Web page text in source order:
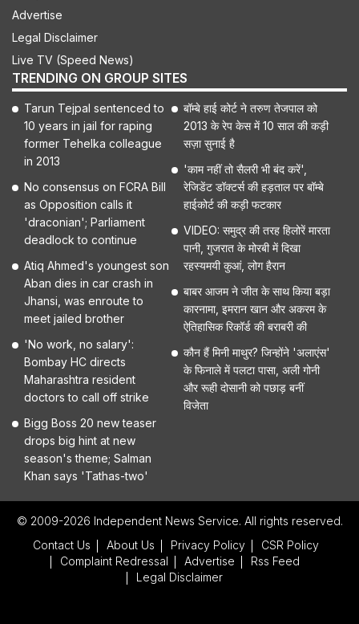
Advertise
Legal Disclaimer
Live TV (Speed News)
TRENDING ON GROUP SITES
Tarun Tejpal sentenced to
10 years in jail for raping
former Tehelka colleague
in 2013
No consensus on FCRA Bill
as Opposition calls it
'draconian'; Parliament
deadlock to continue
Atiq Ahmed's youngest son
Aban dies in car crash in
Jhansi, was enroute to
meet jailed brother
'No work, no salary':
Bombay HC directs
Maharashtra resident
doctors to call off strike
Bigg Boss 20 new teaser
drops big hint at new
season's theme; Salman
Khan says 'Tathas-two'
बॉम्बे हाई कोर्ट ने तरुण तेजपाल को
2013 के रेप केस में 10 साल की कड़ी
सज़ा सुनाई है
'काम नहीं तो सैलरी भी बंद करें',
रेजिडेंट डॉक्टर्स की हड़ताल पर बॉम्बे
हाईकोर्ट की कड़ी फटकार
VIDEO: समुद्र की तरह हिलोरें मारता
पानी, गुजरात के मोरबी में दिखा
रहस्यमयी कुआं, लोग हैरान
बाबर आजम ने जीत के साथ किया बड़ा
कारनामा, इमरान खान और अकरम के
ऐतिहासिक रिकॉर्ड की बराबरी की
कौन हैं मिनी माथुर? जिन्होंने 'अलाएंस'
के फिनाले में पलटा पासा, अली गोनी
और रूही दोसानी को पछाड़ बनीं
विजेता
© 2009-2026 Independent News Service. All rights reserved.
Contact Us
About Us Privacy Policy
CSR Policy
Complaint Redressal
Advertise
Rss Feed
Legal Disclaimer